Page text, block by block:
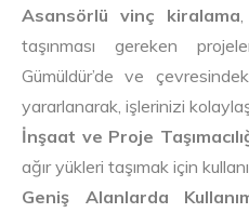
Asansörlü vinç kiralama
taşınması gereken
Gümüldür’de ve
yararlanarak, işlerinizi
İnşaat ve Proje
ağır yükleri taşımak için
Geniş Alanlarda